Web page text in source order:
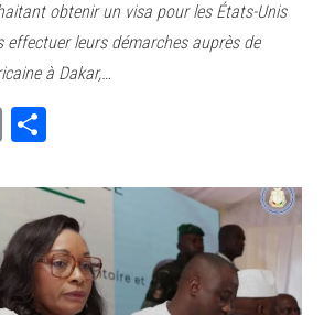
ail ag
er
obtenir un visa pour les États-Unis
effectuer leurs démarches auprès de
à Dakar,…
E
ail ag
er